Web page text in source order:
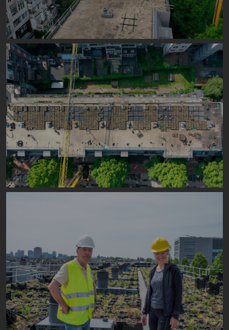
Image